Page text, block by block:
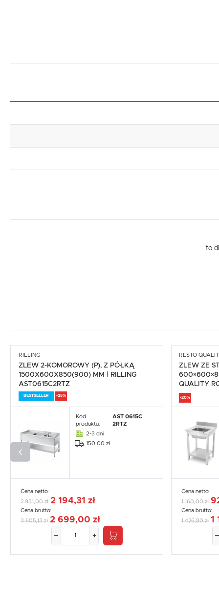
- to
RILLING
ZLEW 2-KOMOROWY (P), Z PÓŁKĄ
1500X600X850(900) MM | RILLING
AST0615C2RTZ
BESTSELLER -25%
Kod
produktu:
AST 0615C
2RTZ
2-3 dni
150.00 zł
Cena netto:
2 931,00 zł 2 194,31 zł
Cena brutto:
3 605,13 zł 2 699,00 zł
RESTO
ZLEW ZE
QUALITY
-20%
Cena netto:
1 160,00 zł
Cena brutto:
1 426,80 zł 1